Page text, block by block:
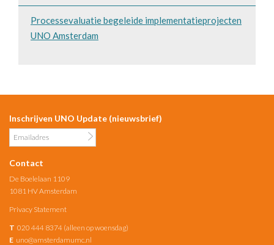
Processevaluatie begeleide implementatieprojecten
UNO Amsterdam
Inschrijven UNO Update (nieuwsbrief)
Contact
De Boelelaan 1109
1081 HV Amsterdam
Privacy Statement
T 020 444 8374 (alleen op woensdag)
E uno@amsterdamumc.nl